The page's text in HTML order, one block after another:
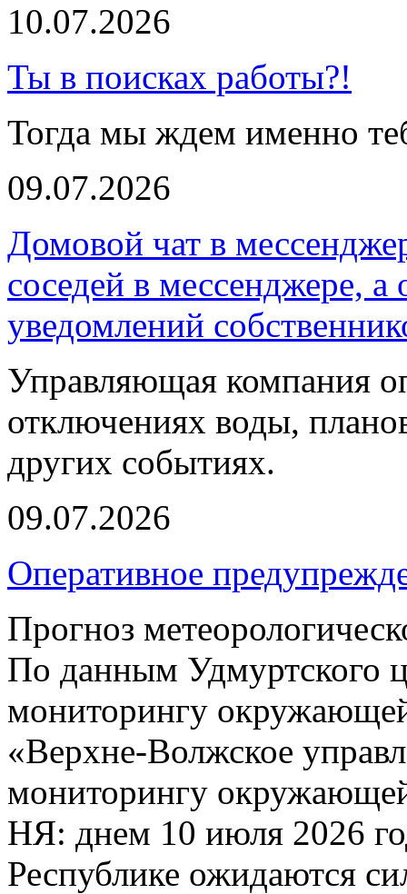
10.07.2026
Ты в поисках работы?!
Тогда мы ждем именно
09.07.2026
Домовой чат в
соседей в мессенджере,
уведомлений
Управляющая компания
отключениях воды,
других событиях.
09.07.2026
Оперативное
Прогноз
По данным Удмуртского
мониторингу
«Верхне-Волжское
мониторингу
НЯ: днем 10 июля 2026
Республике ожидаются